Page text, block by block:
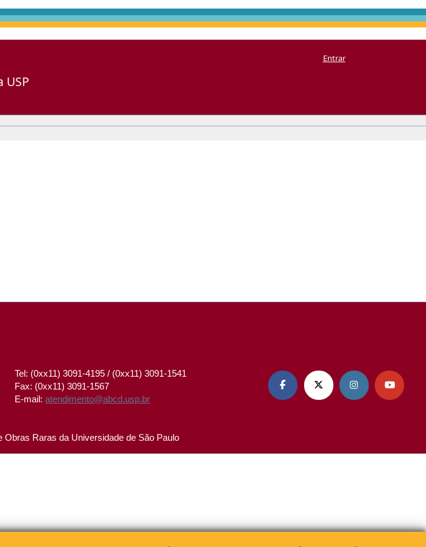
USP
Entrar
Tel: (0xx11) 3091-4195 / (0xx11) 3091-1541
Fax: (0xx11) 3091-1567
E-mail:atendimento@abcd.usp.br
   
Raras da Universidade de São Paulo